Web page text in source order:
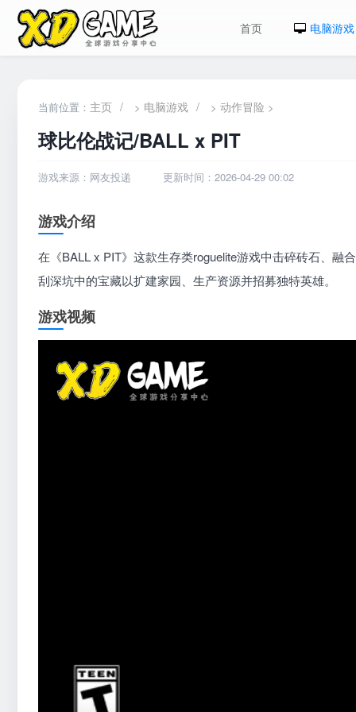
首页 电脑游戏
当前位置： 主页 / > 电脑游戏 / > 动作冒险 >
球比伦战记/BALL x PIT
游戏来源：网友投递 更新时间：2026-04-29 00:02
游戏介绍
在《BALL x PIT》这款生存类roguelite游戏中击碎砖石、融
刮深坑中的宝藏以扩建家园、生产资源并招募独特英雄。
游戏视频